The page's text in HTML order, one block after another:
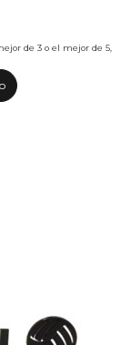
de 3 o el mejor de 5,